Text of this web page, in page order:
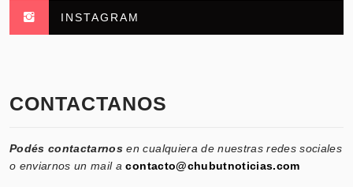
INSTAGRAM
CONTACTANOS
Podés contactarnos en cualquiera de nuestras redes sociales
o enviarnos un mail acontacto@chubutnoticias.com